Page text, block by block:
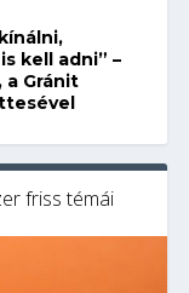
kell adni” –
a Gránit
friss témái